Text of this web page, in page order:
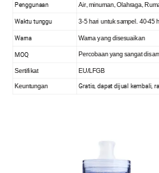
Penggunaan Air, minuman, Olahraga,
Waktu tunggu 3-5 hari untuk sampel. 40-45
Warna Warna yang disesuaikan
MOQ Percobaan yang sangat
Sertifikat EU/LFGB
Keuntungan Gratis, dapat dijual kembali,